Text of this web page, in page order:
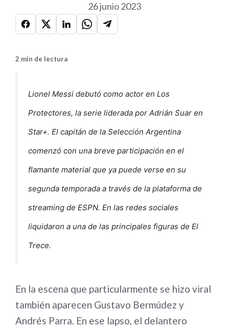
26 junio 2023
2 min de lectura
Lionel Messi debutó como actor en Los
Protectores, la serie liderada por Adrián Suar en
Star+. El capitán de la Selección Argentina
comenzó con una breve participación en el
flamante material que ya puede verse en su
segunda temporada a través de la plataforma de
streaming de ESPN. En las redes sociales
liquidaron a una de las principales figuras de El
Trece.
En la escena que particularmente se hizo viral
también aparecen Gustavo Bermúdez y
Andrés Parra. En ese lapso, el delantero